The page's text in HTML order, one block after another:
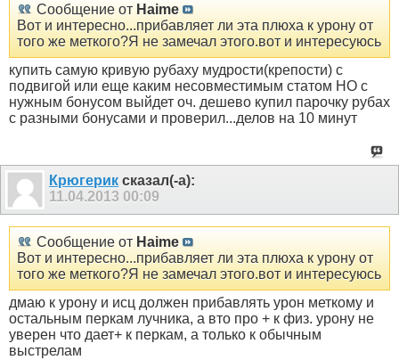
Сообщение от Haime
Вот и интересно...прибавляет ли эта плюха к урону от
того же меткого?Я не замечал этого.вот и интересуюсь
купить самую кривую рубаху мудрости(крепости) с
подвигой или еще каким несовместимым статом НО с
нужным бонусом выйдет оч. дешево купил парочку рубах
с разными бонусами и проверил...делов на 10 минут
Крюгерик сказал(-а):
11.04.2013 00:09
Сообщение от Haime
Вот и интересно...прибавляет ли эта плюха к урону от
того же меткого?Я не замечал этого.вот и интересуюсь
дмаю к урону и исц должен прибавлять урон меткому и
остальным перкам лучника, а вто про + к физ. урону не
уверен что дает+ к перкам, а только к обычным
выстрелам